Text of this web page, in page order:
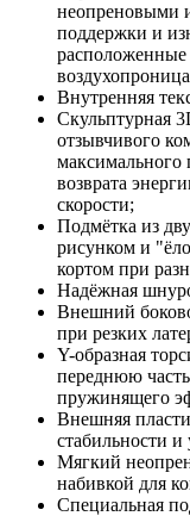
неопреновыми
поддержки и
Внутренняя
Скульптурная
отзывчивого
максимального
возврата
скорости;
Подмётка из
рисунком и
кортом при
Надёжная
Внешний
при резких
Y-образная
переднюю
пружинящего
Внешняя
стабильности и
Мягкий
набивкой для
Специальная